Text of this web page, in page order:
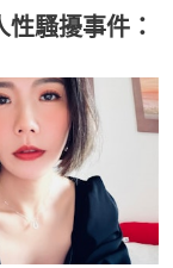
騷擾事件：